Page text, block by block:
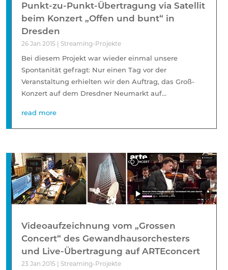
Punkt-zu-Punkt-Übertragung via Satellit
beim Konzert „Offen und bunt“ in
Dresden
26 Jan 2015 | Streaming-Projekte
Bei diesem Projekt war wieder einmal unsere
Spontanität gefragt: Nur einen Tag vor der
Veranstaltung erhielten wir den Auftrag, das Groß-
Konzert auf dem Dresdner Neumarkt auf...
read more
Videoaufzeichnung vom „Grossen
Concert“ des Gewandhausorchesters
und Live-Übertragung auf ARTEconcert
23 Jan 2015 | Streaming-Projekte